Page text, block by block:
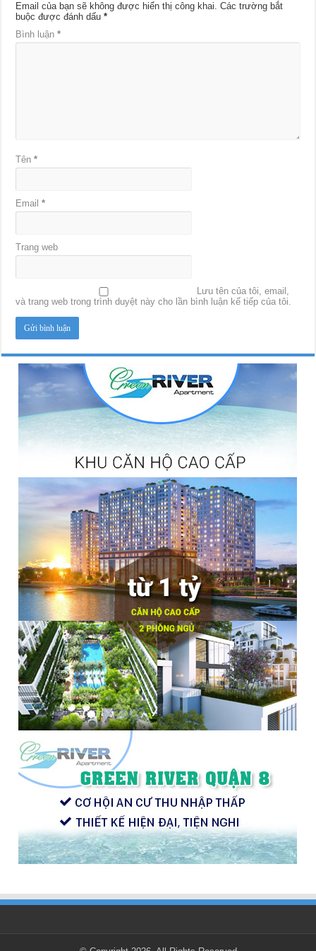
Email của bạn sẽ không được hiển thị công khai. Các trường bắt
buộc được đánh dấu*
Bình luận*
Tên*
Email*
Trang web
Lưu tên của tôi, email,
và trang web trong trình duyệt này cho lần bình luận kế tiếp của tôi.